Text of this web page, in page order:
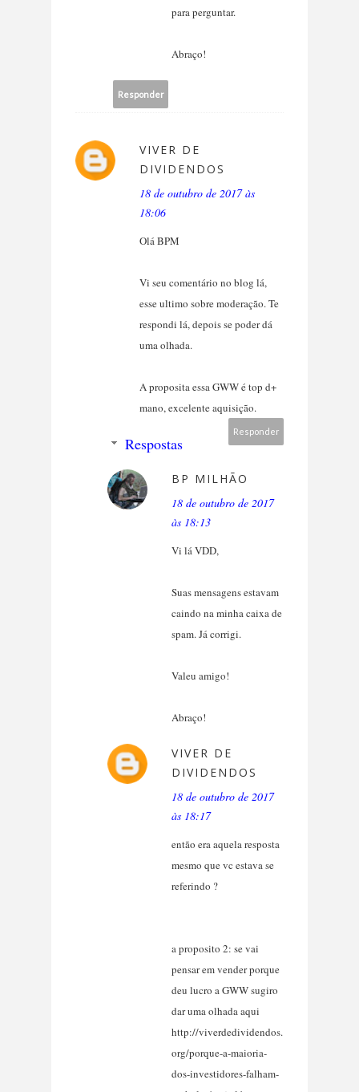
para perguntar.
Abraço!
Responder
VIVER DE
DIVIDENDOS
18 de outubro de 2017 às
18:06
Olá BPM
Vi seu comentário no blog lá,
esse ultimo sobre moderação. Te
respondi lá, depois se poder dá
uma olhada.
A proposita essa GWW é top d+
mano, excelente aquisição.
Responder
Respostas
BP MILHÃO
18 de outubro de 2017
às 18:13
Vi lá VDD,
Suas mensagens estavam
caindo na minha caixa de
spam. Já corrigi.
Valeu amigo!
Abraço!
VIVER DE
DIVIDENDOS
18 de outubro de 2017
às 18:17
então era aquela resposta
mesmo que vc estava se
referindo ?
a proposito 2: se vai
pensar em vender porque
deu lucro a GWW sugiro
dar uma olhada aqui
http://viverdedividendos.
org/porque-a-maioria-
dos-investidores-falham-